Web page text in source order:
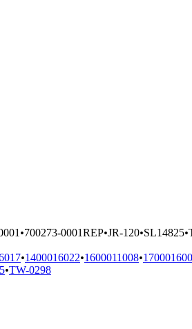
•700273-0001REP•JR-120•SL14825•
•1400016022•1600011008•
•TW-0298